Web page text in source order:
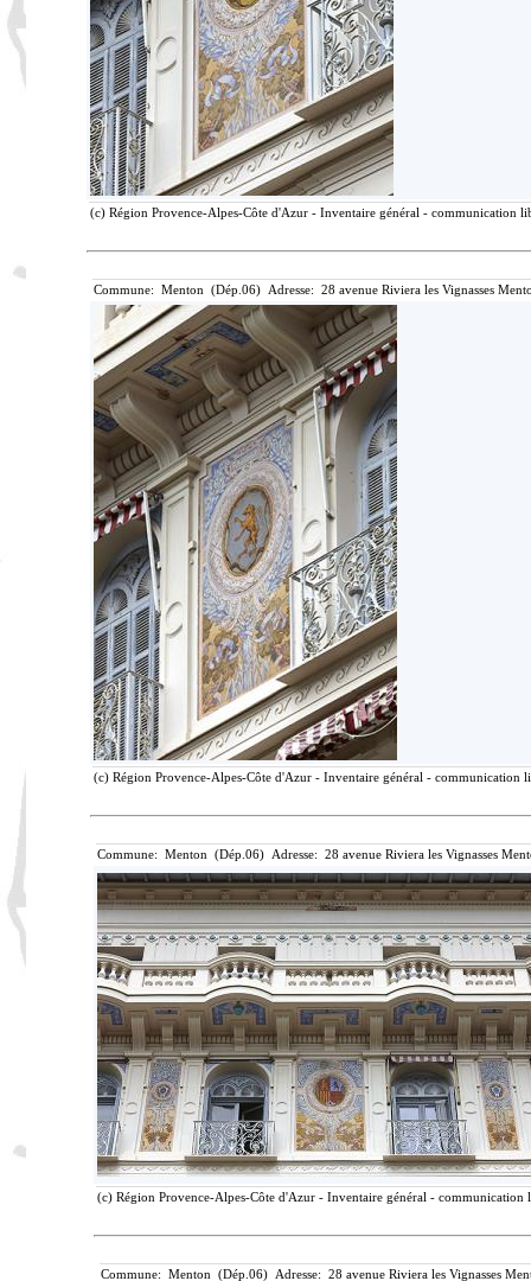
(c) Région Provence-Alpes-Côte d'Azur - Inventaire général - communication
Commune: Menton (Dép.06) Adresse: 28 avenue Riviera les Vignasses
(c) Région Provence-Alpes-Côte d'Azur - Inventaire général - communication
Commune: Menton (Dép.06) Adresse: 28 avenue Riviera les Vignasses
(c) Région Provence-Alpes-Côte d'Azur - Inventaire général -
Commune: Menton (Dép.06) Adresse: 28 avenue Riviera les Vignasses